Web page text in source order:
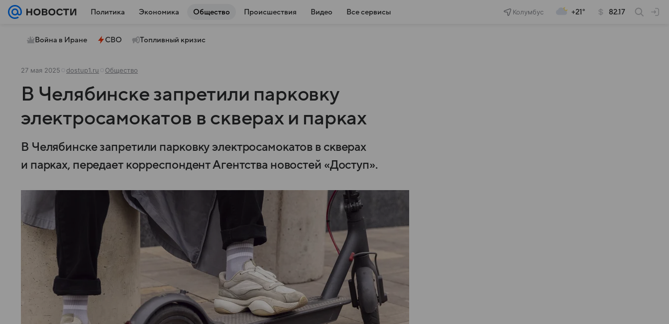
Политика Экономика Общество Происшествия Видео Все сервисы Колумбус +21° 82.17
Война в Иране СВО Топливный кризис
27 мая 2025 dostup1.ru Общество
В Челябинске запретили парковку
электросамокатов в скверах и парках
В Челябинске запретили парковку электросамокатов в скверах
и парках, передает корреспондент Агентства новостей «Доступ».